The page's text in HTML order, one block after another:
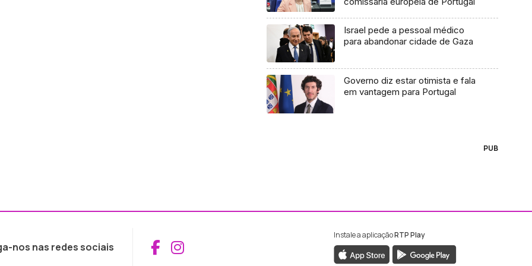
Israel pede a pessoal médico
para abandonar cidade de Gaza
Governo diz estar otimista e fala
em vantagem para Portugal
PUB
nos nas redes sociais Aceder ao Facebook da RTP Madeira
Aceder ao Instagram da RTP Madeira
Instale a aplicaçãoRTP Play